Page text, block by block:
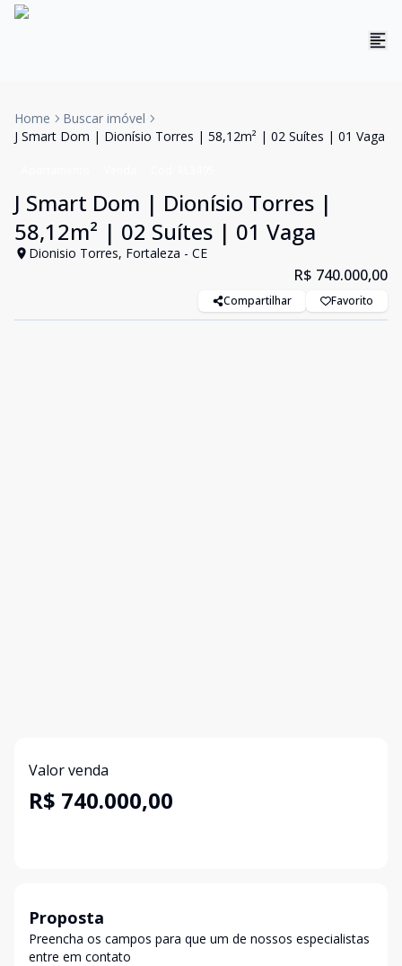
Home
Buscar imóvel
J Smart Dom | Dionísio Torres | 58,12m² | 02 Suítes | 01 Vaga
J Smart Dom | Dionísio Torres |
58,12m² | 02 Suítes | 01 Vaga
Dionisio Torres, Fortaleza - CE
R$ 740.000,00
Compartilhar Favorito
Valor venda
R$ 740.000,00
Proposta
Preencha os campos para que um de nossos especialistas
entre em contato